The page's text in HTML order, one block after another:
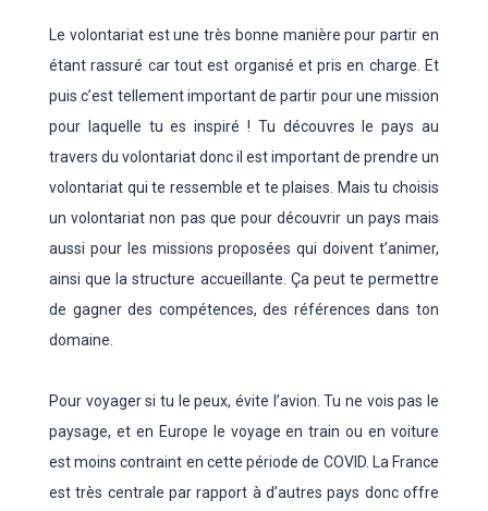
Le volontariat est une très bonne manière pour partir en
étant rassuré car tout est organisé et pris en charge. Et
puis c’est tellement important de partir pour une mission
pour laquelle tu es inspiré ! Tu découvres le pays au
travers du volontariat donc il est important de prendre un
volontariat qui te ressemble et te plaises. Mais tu choisis
un volontariat non pas que pour découvrir un pays mais
aussi pour les missions proposées qui doivent t’animer,
ainsi que la structure accueillante. Ça peut te permettre
de gagner des compétences, des références dans ton
domaine.
Pour voyager si tu le peux, évite l’avion. Tu ne vois pas le
paysage, et en Europe le voyage en train ou en voiture
est moins contraint en cette période de COVID. La France
est très centrale par rapport à d’autres pays donc offre